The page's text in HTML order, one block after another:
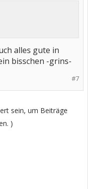
alles gute in
bisschen -grins-
#7
sein, um Beiträge
)